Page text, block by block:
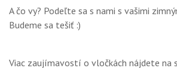
A čo vy? Podeľte sa s nami s vašimi
Budeme sa tešiť :)
Viac zaujímavostí o vločkách nájdete na